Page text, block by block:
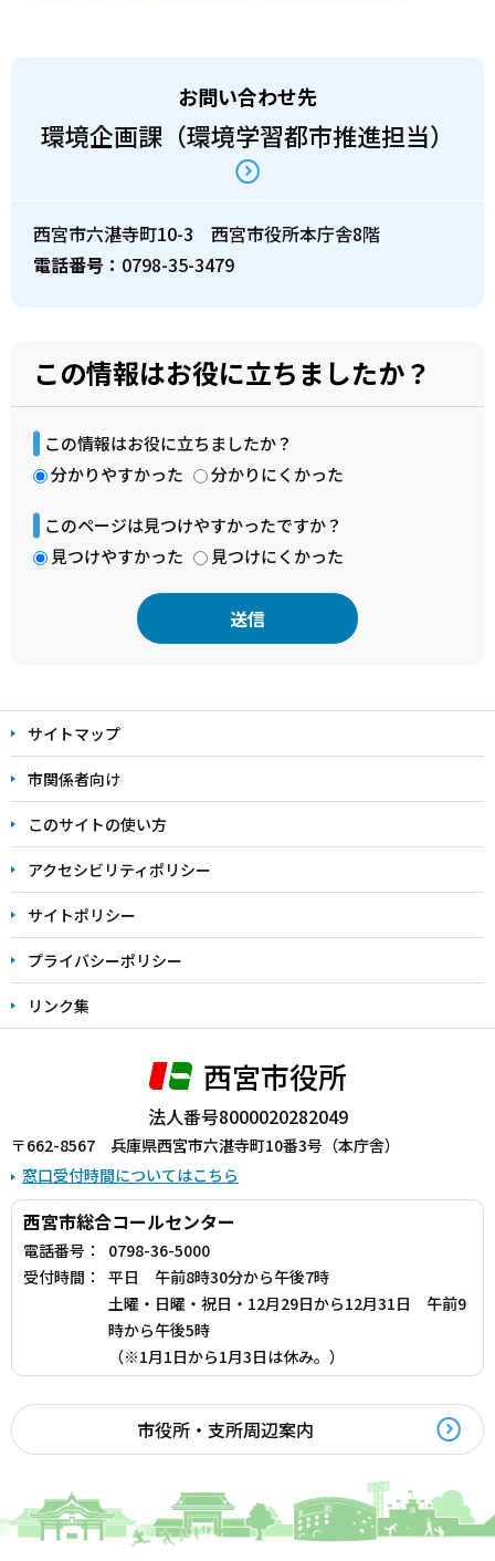
お問い合わせ先
環境企画課（環境学習都市推進担当）
西宮市六湛寺町10-3 西宮市役所本庁舎8階
電話番号： 0798-35-3479
この情報はお役に立ちましたか？
この情報はお役に立ちましたか？
分かりやすかった
分かりにくかった
このページは見つけやすかったですか？
見つけやすかった
見つけにくかった
文
こ
こ
ま
で
サイトマップ
市関係者向け
このサイトの使い方
アクセシビリティポリシー
サイトポリシー
プライバシーポリシー
リンク集
西宮市役所
法人番号8000020282049
〒662-8567 兵庫県西宮市六湛寺町10番3号（本庁舎）
窓口受付時間についてはこちら
西宮市総合コールセンター
電話番号：
0798-36-5000
受付時間：
平日 午前8時30分から午後7時
土曜・日曜・祝日・12月29日から12月31日 午前9
時から午後5時
（※1月1日から1月3日は休み。）
市役所・支所周辺案内